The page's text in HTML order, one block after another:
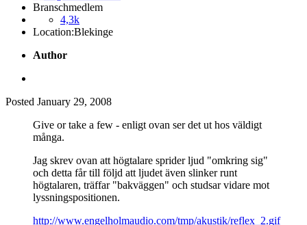
Branschmedlem
4,3k
Location:Blekinge
Author
Posted January 29, 2008
Give or take a few - enligt ovan ser det ut hos väldigt
många.
Jag skrev ovan att högtalare sprider ljud "omkring sig"
och detta får till följd att ljudet även slinker runt
högtalaren, träffar "bakväggen" och studsar vidare mot
lyssningspositionen.
http://www.engelholmaudio.com/tmp/akustik/reflex_2.gif